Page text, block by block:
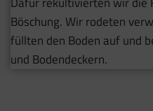
Böschung. Wir rodeten
füllten den Boden auf und
und Bodendeckern.